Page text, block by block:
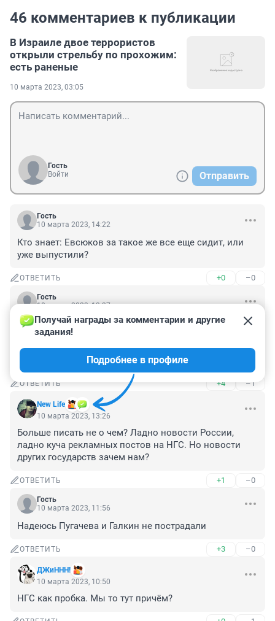
46 комментариев к публикации
В Израиле двое террористов
открыли стрельбу по прохожим:
есть раненые
10 марта 2023, 03:05
Гость
Войти
Отправить
Гость
10 марта 2023, 14:22
Кто знает: Евсюков за такое же все еще сидит, или
уже выпустили?
ОТВЕТИТЬ +0 –0
Гость
10 марта 2023, 13:37
Вообще, чёрт знает, что в мире творится! И как теперь
быть нашим "релокантам"? Куда прикажете бежать?
Нет в мире тихого уголка, где они могли бы
ОТВЕТИТЬ +4 –1
New Life
Получай награды за комментарии и другие
задания!
Подробнее в профиле
10 марта 2023, 13:26
Больше писать не о чем? Ладно новости России,
ладно куча рекламных постов на НГС. Но новости
других государств зачем нам?
ОТВЕТИТЬ +1 –0
Гость
10 марта 2023, 11:56
Надеюсь Пугачева и Галкин не пострадали
ОТВЕТИТЬ +3 –0
ДЖиННН!
10 марта 2023, 10:50
НГС как пробка. Мы то тут причём?